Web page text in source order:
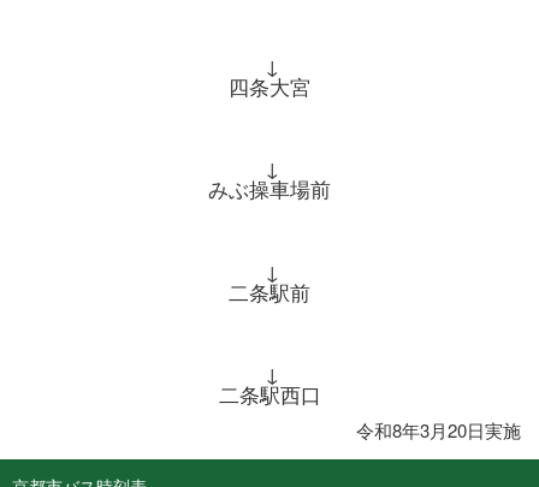
↓
四条大宮
↓
みぶ操車場前
↓
二条駅前
↓
二条駅西口
令和8年3月20日実施